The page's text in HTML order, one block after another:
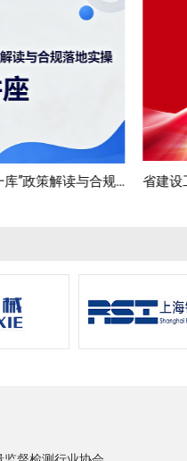
省建设工程质量监督检测行业协会成立20周年暨2025年会